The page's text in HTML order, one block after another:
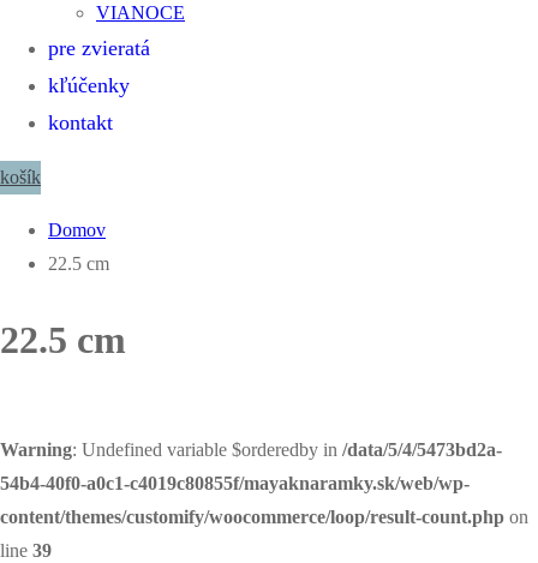
VIANOCE
pre zvieratá
kľúčenky
kontakt
košík
Domov
22.5 cm
22.5 cm
Warning: Undefined variable $orderedby in /data/5/4/5473bd2a-
54b4-40f0-a0c1-c4019c80855f/mayaknaramky.sk/web/wp-
content/themes/customify/woocommerce/loop/result-count.php on
line 39